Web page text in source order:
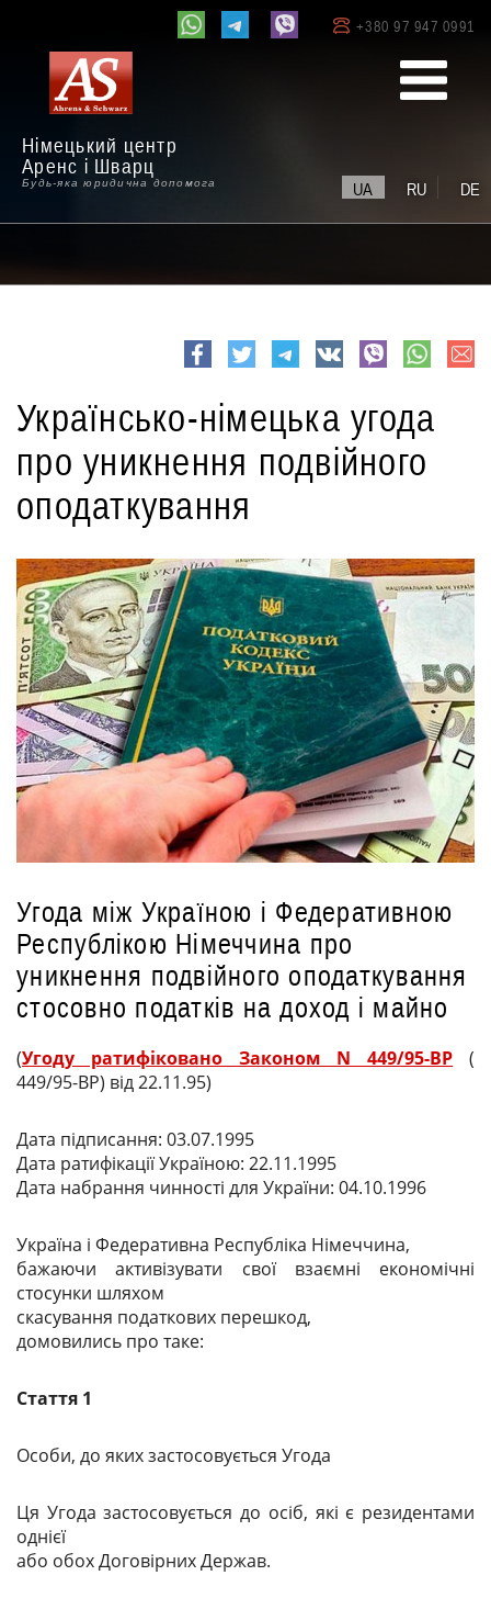
Німецький центр
Аренс і Шварц
Будь-яка юридична допомога
+380 97 947 0991
UA RU DE
Українсько-німецька угода
про уникнення подвійного
оподаткування
Угода між Україною і Федеративною
Республікою Німеччина про
уникнення подвійного оподаткування
стосовно податків на доход і майно
(Угоду ратифіковано Законом N 449/95-ВР (
449/95-ВР) від 22.11.95)
Дата підписання: 03.07.1995
Дата ратифікації Україною: 22.11.1995
Дата набрання чинності для України: 04.10.1996
Україна і Федеративна Республіка Німеччина,
бажаючи активізувати свої взаємні економічні
стосунки шляхом
скасування податкових перешкод,
домовились про таке:
Стаття 1
Особи, до яких застосовується Угода
Ця Угода застосовується до осіб, які є резидентами
однієї
або обох Договірних Держав.